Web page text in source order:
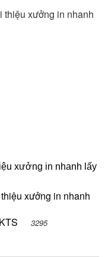
xưởng in nhanh lấy
xưởng in nhanh
3295